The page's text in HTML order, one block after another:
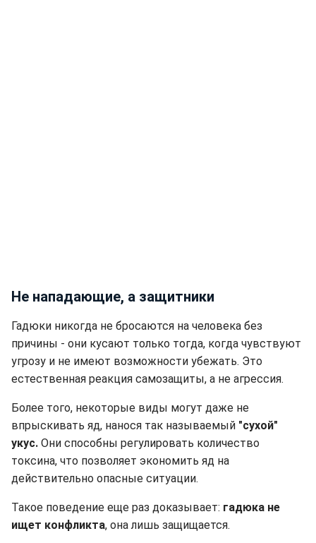
Не нападающие, а защитники
Гадюки никогда не бросаются на человека без
причины - они кусают только тогда, когда чувствуют
угрозу и не имеют возможности убежать. Это
естественная реакция самозащиты, а не агрессия.
Более того, некоторые виды могут даже не
впрыскивать яд, нанося так называемый "сухой"
укус. Они способны регулировать количество
токсина, что позволяет экономить яд на
действительно опасные ситуации.
Такое поведение еще раз доказывает: гадюка не
ищет конфликта, она лишь защищается.